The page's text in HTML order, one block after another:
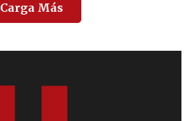
Carga Más